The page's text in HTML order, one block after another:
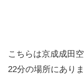
こちらは京成成田
22分の場所にありま